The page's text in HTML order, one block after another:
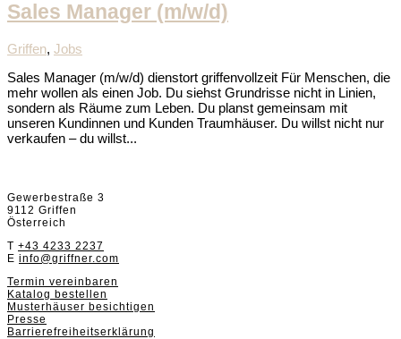
Sales Manager (m/w/d)
Griffen, Jobs
Sales Manager (m/w/d) dienstort griffenvollzeit Für Menschen, die
mehr wollen als einen Job. Du siehst Grundrisse nicht in Linien,
sondern als Räume zum Leben. Du planst gemeinsam mit
unseren Kundinnen und Kunden Traumhäuser. Du willst nicht nur
verkaufen – du willst...
Gewerbestraße 3
9112 Griffen
Österreich
T +43 4233 2237
E info@griffner.com
Termin vereinbaren
Katalog bestellen
Musterhäuser besichtigen
Presse
Barrierefreiheitserklärung